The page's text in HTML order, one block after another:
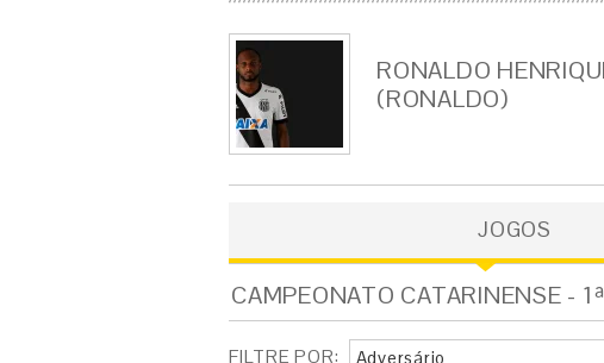
RONALDO
(RONALDO)
JOGOS
CAMPEONATO CATARINENSE -
FILTRE POR: Adversário